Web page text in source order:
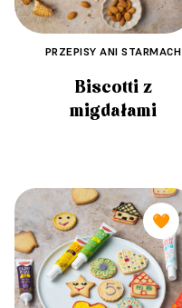
PRZEPISY ANI STARMACH
Biscotti z
migdałami
🧡